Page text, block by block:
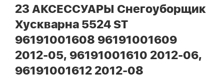
23 АКСЕССУАРЫ Снегоуборщик
Хускварна 5524 ST
96191001608 96191001609
2012-05, 96191001610 2012-06,
96191001612 2012-08